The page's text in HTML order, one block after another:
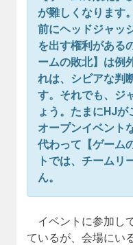
が難しくなります
前にヘッドジャッ
を出す権利がある
ームの敗北】は例
れは、シビアな判
す。それでも、ジ
ょう。たまにHJ
オープンイベント
代わって【ゲーム
トでは、チームリ
ん。
イベントに参加し
ているが、会場にい